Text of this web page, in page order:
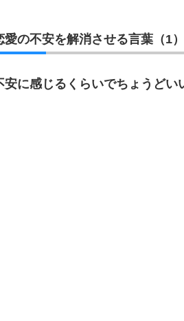
愛の不安を解消させる言葉（1）
安に感じるくらいでちょうどい